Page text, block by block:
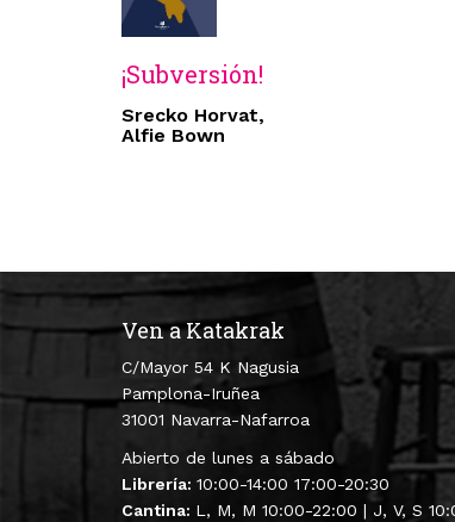
¡Subversión!
Srecko Horvat,
Alfie Bown
Ven a Katakrak
C/Mayor 54 K Nagusia
Pamplona-Iruñea
31001 Navarra-Nafarroa
Abierto de lunes a sábado
Librería: 10:00-14:00 17:00-20:30
Cantina: L, M, M 10:00-22:00 | J, V, S